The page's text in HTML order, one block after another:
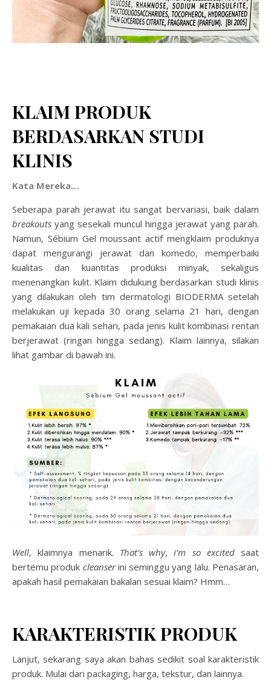
KLAIM PRODUK
BERDASARKAN STUDI
KLINIS
Kata Mereka…
Seberapa parah jerawat itu sangat bervariasi, baik dalam
breakouts yang sesekali muncul hingga jerawat yang parah.
Namun, Sébium Gel moussant actif mengklaim produknya
dapat mengurangi jerawat dan komedo, memperbaiki
kualitas dan kuantitas produksi minyak, sekaligus
menenangkan kulit. Klaim didukung berdasarkan studi klinis
yang dilakukan oleh tim dermatologi BIODERMA setelah
melakukan uji kepada 30 orang selama 21 hari, dengan
pemakaian dua kali sehari, pada jenis kulit kombinasi rentan
berjerawat (ringan hingga sedang). Klaim lainnya, silakan
lihat gambar di bawah ini.
Well, klaimnya menarik. That’s why,i’m so excitedsaat
bertemu produk cleanserini seminggu yang lalu. Penasaran,
apakah hasil pemakaian bakalan sesuai klaim? Hmm…
KARAKTERISTIK PRODUK
Lanjut, sekarang saya akan bahas sedikit soal karakteristik
produk. Mulai dari packaging, harga, tekstur, dan lainnya.